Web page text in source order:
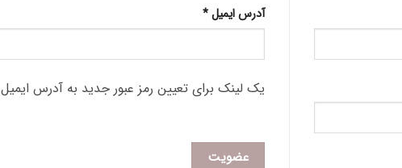
آدرس ایمیل*الزامی
یک لینک برای تعیین رمز عبور جدید به آدرس
عضویت